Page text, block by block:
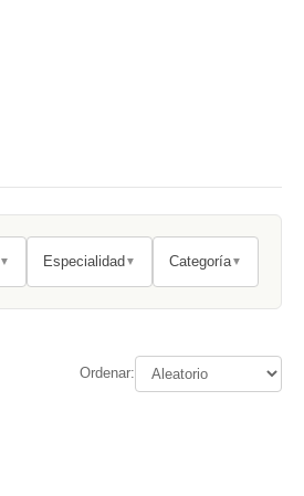
▼ Especialidad ▼ Categoría▼
Ordenar: